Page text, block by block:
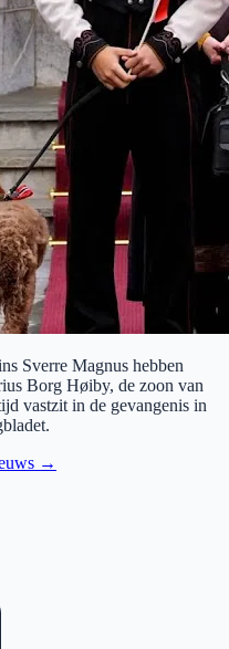
Sverre Magnus hebben
Borg Høiby, de zoon van
vastzit in de gevangenis in
→